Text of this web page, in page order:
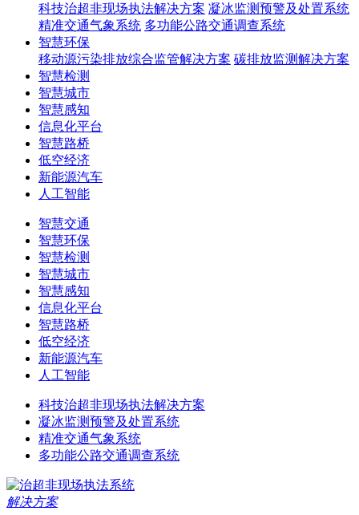
科技治超非现场执法解决方案 凝冰监测预警及处置系统
精准交通气象系统 多功能公路交通调查系统
智慧环保
移动源污染排放综合监管解决方案 碳排放监测解决方案
智慧检测
智慧城市
智慧感知
信息化平台
智慧路桥
低空经济
新能源汽车
人工智能
智慧交通
智慧环保
智慧检测
智慧城市
智慧感知
信息化平台
智慧路桥
低空经济
新能源汽车
人工智能
科技治超非现场执法解决方案
凝冰监测预警及处置系统
精准交通气象系统
多功能公路交通调查系统
解决方案